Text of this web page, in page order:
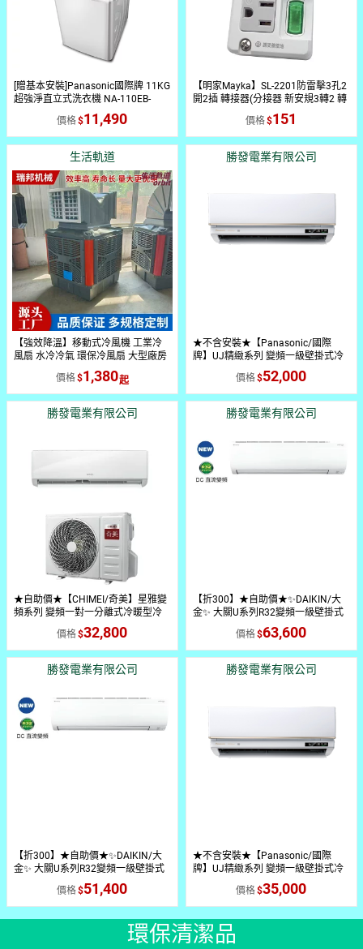
[贈基本安裝]Panasonic國際牌 11KG
超強淨直立式洗衣機 NA-110EB-
W【玉山信用卡+APP下單最高7%回
饋★領券再折】
價格 11,490
【明家Mayka】SL-2201防雷擊3孔2
開2插 轉接器(分接器 新安規3轉2 轉
接器 防火 耐高溫 壁插 擴充插座)
價格 151
生活軌道
【強效降溫】移動式冷風機 工業冷
風扇 水冷冷氣 環保冷風扇 大型廠房
專用 養殖場降溫 大棚通風 免安裝 移
動方便 節能省電
價格 1,380
勝發電業有限公司
★不含安裝★【Panasonic/國際
牌】UJ精緻系列 變頻一級壁掛式冷
暖氣 CU-UJ63BHA2/CS-UJ63BA2
價格 52,000
勝發電業有限公司
★自助價★【CHIMEI/奇美】星雅變
頻系列 變頻一對一分離式冷暖型冷
氣 RB-S36HA1/RC-S36HA1
價格 32,800
勝發電業有限公司
【折300】★自助價★✨DAIKIN/大
金✨ 大關U系列R32變頻一級壁掛式
冷暖型 RXV71UVLT/FTXV71UVLT
價格 63,600
勝發電業有限公司
【折300】★自助價★✨DAIKIN/大
金✨ 大關U系列R32變頻一級壁掛式
冷暖型 RXV50UVLT/FTXV50UVLT
價格 51,400
勝發電業有限公司
★不含安裝★【Panasonic/國際
牌】UJ精緻系列 變頻一級壁掛式冷
暖氣 CU-UJ36BHA2/CS-UJ36BA2
價格 35,000
環保清潔品